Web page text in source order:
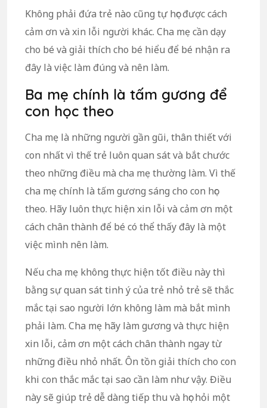
Không phải đứa trẻ nào cũng tự học được cách
cảm ơn và xin lỗi người khác. Cha mẹ cần dạy
cho bé và giải thích cho bé hiểu để bé nhận ra
đây là việc làm đúng và nên làm.
Ba mẹ chính là tấm gương để
con học theo
Cha mẹ là những người gần gũi, thân thiết với
con nhất vì thế trẻ luôn quan sát và bắt chước
theo những điều mà cha mẹ thường làm. Vì thế
cha mẹ chính là tấm gương sáng cho con học
theo. Hãy luôn thực hiện xin lỗi và cảm ơn một
cách chân thành để bé có thể thấy đây là một
việc mình nên làm.
Nếu cha mẹ không thực hiện tốt điều này thì
bằng sự quan sát tinh ý của trẻ nhỏ trẻ sẽ thắc
mắc tại sao người lớn không làm mà bắt mình
phải làm. Cha mẹ hãy làm gương và thực hiện
xin lỗi, cảm ơn một cách chân thành ngay từ
những điều nhỏ nhất. Ôn tồn giải thích cho con
khi con thắc mắc tại sao cần làm như vậy. Điều
này sẽ giúp trẻ dễ dàng tiếp thu và học hỏi một